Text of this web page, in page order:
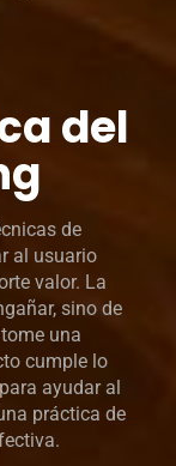
del
de
al usuario
valor. La
sino de
una
cumple lo
ayudar al
práctica de